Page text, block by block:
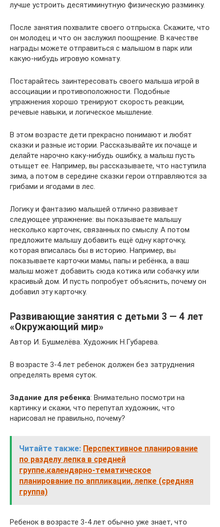
лучше устроить десятиминутную физическую разминку.
После занятия похвалите своего отпрыска. Скажите, что
он молодец и что он заслужил поощрение. В качестве
награды можете отправиться с малышом в парк или
какую-нибудь игровую комнату.
Постарайтесь заинтересовать своего малыша игрой в
ассоциации и противоположности. Подобные
упражнения хорошо тренируют скорость реакции,
речевые навыки, и логическое мышление.
В этом возрасте дети прекрасно понимают и любят
сказки и разные истории. Рассказывайте их почаще и
делайте нарочно каку-нибудь ошибку, а малыш пусть
отыщет ее. Например, вы рассказываете, что наступила
зима, а потом в середине сказки герои отправляются за
грибами и ягодами в лес.
Логику и фантазию малышей отлично развивает
следующее упражнение: вы показываете малышу
несколько карточек, связанных по смыслу. А потом
предложите малышу добавить ещё одну карточку,
которая вписалась бы в историю. Например, вы
показываете карточки мамы, папы и ребёнка, а ваш
малыш может добавить сюда котика или собачку или
красивый дом. И пусть попробует объяснить, почему он
добавил эту карточку.
Развивающие занятия с детьми 3 — 4 лет
«Окружающий мир»
Автор И. Бушмелёва. Художник Н.Губарева.
В возрасте 3-4 лет ребенок должен без затруднения
определять время суток.
Задание для ребенка: Внимательно посмотри на
картинку и скажи, что перепутал художник, что
нарисовал не правильно, почему?
Читайте также: Перспективное планирование
по разделу лепка в средней
группе.календарно-тематическое
планирование по аппликации, лепке (средняя
группа)
Ребенок в возрасте 3-4 лет обычно уже знает, что